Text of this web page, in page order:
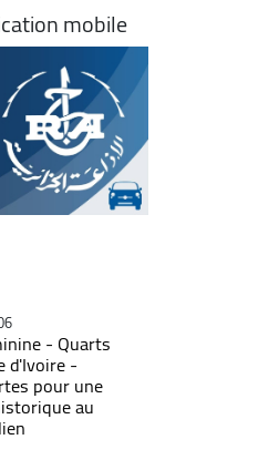
mobile
- Quarts
d'Ivoire -
pour une
au